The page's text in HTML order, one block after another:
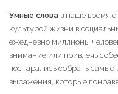
Умные слова в наше время
культурой жизни в
ежедневно миллионы
внимание или привлечь
постарались собрать
выражения, которые